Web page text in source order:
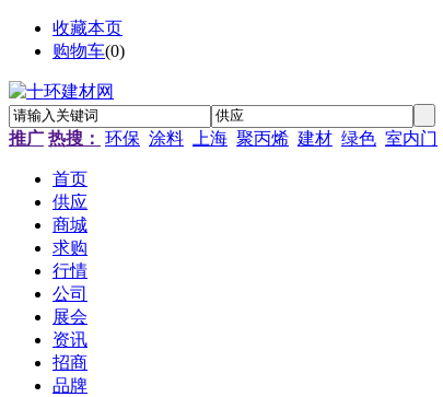
收藏本页
购物车(0)
推广 热搜： 环保 涂料 上海 聚丙烯 建材 绿色 室内门
首页
供应
商城
求购
行情
公司
展会
资讯
招商
品牌